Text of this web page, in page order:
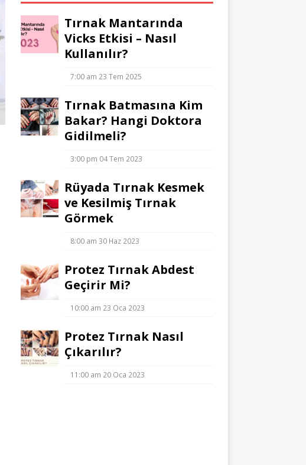
Tırnak Mantarında
Vicks Etkisi – Nasıl
Kullanılır?
7:00 am 23 Tem 2025
Tırnak Batmasına Kim
Bakar? Hangi Doktora
Gidilmeli?
3:00 pm 04 Tem 2023
Rüyada Tırnak Kesmek
ve Kesilmiş Tırnak
Görmek
8:00 am 30 Haz 2023
Protez Tırnak Abdest
Geçirir Mi?
10:00 am 23 Oca 2023
Protez Tırnak Nasıl
Çıkarılır?
11:00 am 20 Oca 2023